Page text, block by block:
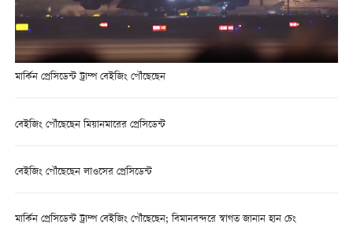
মার্কিন প্রেসিডেন্ট ট্রাম্প বেইজিং পৌঁছেছেন
বেইজিং পৌঁছেছেন মিয়ানমারের প্রেসিডেন্ট
বেইজিং পৌঁছেছেন লাওসের প্রেসিডেন্ট
মার্কিন প্রেসিডেন্ট ট্রাম্প বেইজিং পৌঁছেছেন; বিমানবন্দরে স্বাগত জানান হান চেং